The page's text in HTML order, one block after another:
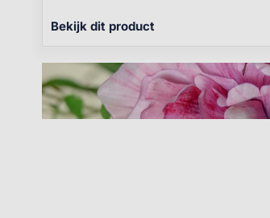
Bekijk dit product